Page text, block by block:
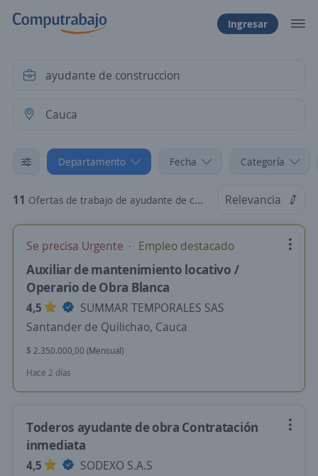
Ingresar
Departamento Fecha Categoría
11 Ofertas de trabajo de ayudante de construccion en Cauca Relevancia
Se precisa Urgente Empleo destacado
Auxiliar de mantenimiento locativo /
Operario de Obra Blanca
4,5
SUMMAR TEMPORALES SAS
Santander de Quilichao, Cauca
$ 2.350.000,00 (Mensual)
Hace 2 días
Toderos ayudante de obra Contratación
inmediata
4,5
SODEXO S.A.S